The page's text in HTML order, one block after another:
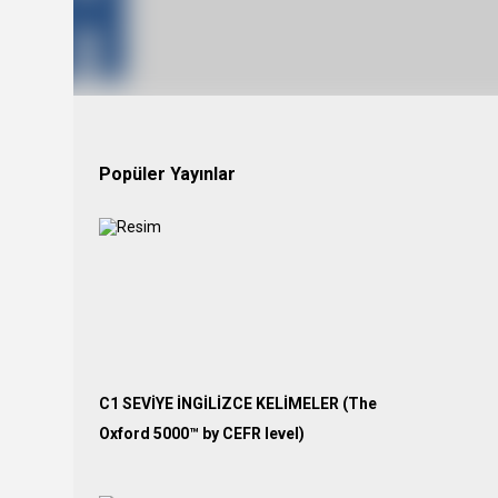
Popüler Yayınlar
C1 SEVİYE İNGİLİZCE KELİMELER (The
Oxford 5000™ by CEFR level)